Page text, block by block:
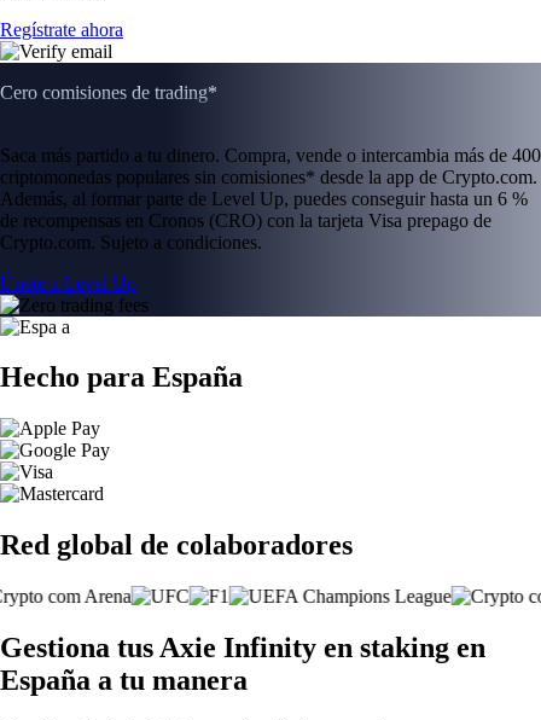
Regístrate ahora
Cero comisiones de trading*
Saca más partido a tu dinero. Compra, vende o intercambia más de 400
criptomonedas populares sin comisiones* desde la app de Crypto.com.
Además, al formar parte de Level Up, puedes conseguir hasta un 6 %
de recompensas en Cronos (CRO) con la tarjeta Visa prepago de
Crypto.com. Sujeto a condiciones.
Únete a Level Up
Hecho para España
Red global de colaboradores
Gestiona tus Axie Infinity en staking en
España a tu manera